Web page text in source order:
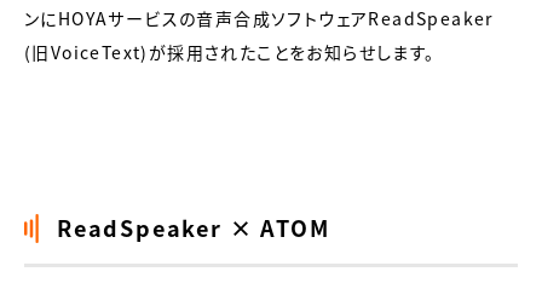
ンにHOYAサービスの音声合成ソフトウェアReadSpeaker
(旧VoiceText)が採用されたことをお知らせします。
ReadSpeaker × ATOM